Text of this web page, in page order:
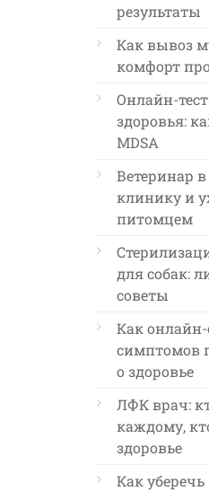
результаты
Как вывоз
комфорт
Онлайн-
здоровья:
MDSA
Ветеринар
клинику и
питомцем
для собак:
советы
Как
симптомов
о здоровье
ЛФК врач:
каждому,
здоровье
Как